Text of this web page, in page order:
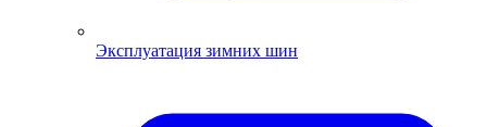
Эксплуатация зимних шин